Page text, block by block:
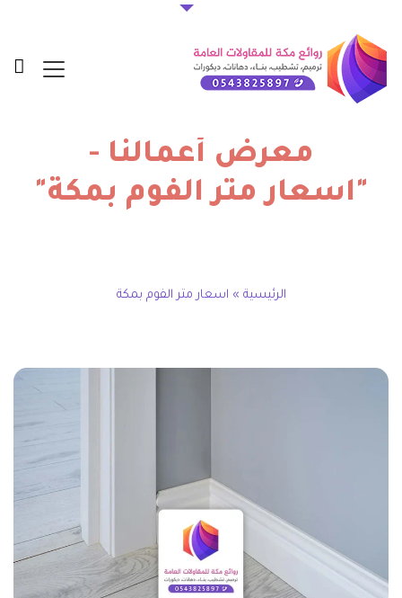
معرض أعمالنا -
"اسعار متر الفوم بمكة"
الرئيسية » اسعار متر الفوم بمكة